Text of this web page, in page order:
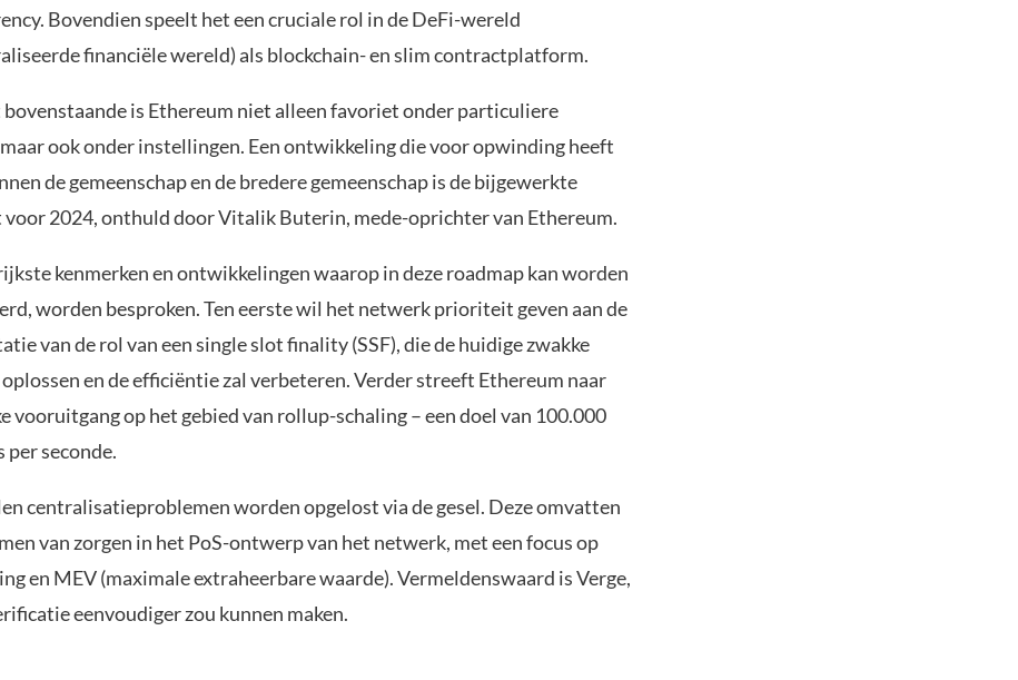
Bovendien speelt het een cruciale rol in de DeFi-wereld
financiële wereld) als blockchain- en slim contractplatform.
bovenstaande is Ethereum niet alleen favoriet onder particuliere
ook onder instellingen. Een ontwikkeling die voor opwinding heeft
de gemeenschap en de bredere gemeenschap is de bijgewerkte
2024, onthuld door Vitalik Buterin, mede-oprichter van Ethereum.
kenmerken en ontwikkelingen waarop in deze roadmap kan worden
worden besproken. Ten eerste wil het netwerk prioriteit geven aan de
van de rol van een single slot finality (SSF), die de huidige zwakke
en de efficiëntie zal verbeteren. Verder streeft Ethereum naar
vooruitgang op het gebied van rollup-schaling – een doel van 100.000
seconde.
centralisatieproblemen worden opgelost via de gesel. Deze omvatten
van zorgen in het PoS-ontwerp van het netwerk, met een focus op
en MEV (maximale extraheerbare waarde). Vermeldenswaard is Verge,
eenvoudiger zou kunnen maken.